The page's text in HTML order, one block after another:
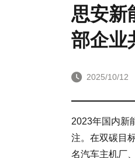
思安新
部企业
2025/10/12
2023年国内新
注。在双碳目
名汽车主机厂